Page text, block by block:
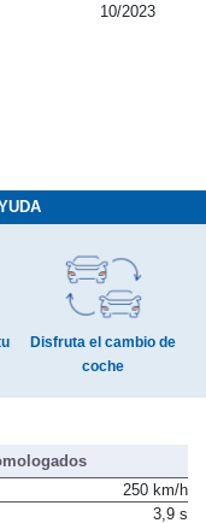
10/2023
Disfruta el cambio de
coche
250 km/h
3,9 s